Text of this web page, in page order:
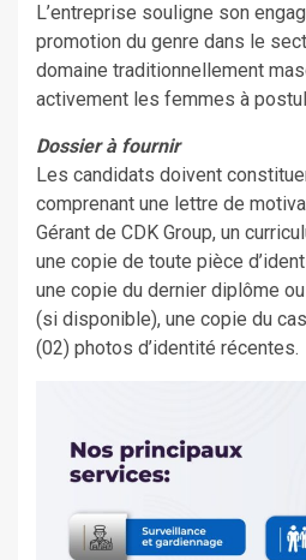
L’entreprise souligne son
promotion du genre dans le
domaine traditionnellement
activement les femmes à
Dossier à fournir
Les candidats doivent
comprenant une lettre de
Gérant de CDK Group, un
une copie de toute pièce
une copie du dernier diplôme
(si disponible), une copie du
(02) photos d’identité récentes.